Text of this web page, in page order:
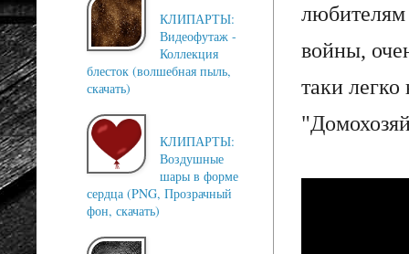
любителям
войны,
таки
КЛИПАРТЫ:
Видеофутаж -
Коллекция
блесток (волшебная пыль,
скачать)
КЛИПАРТЫ:
Воздушные
шары в форме
сердца (PNG, Прозрачный
фон, скачать)